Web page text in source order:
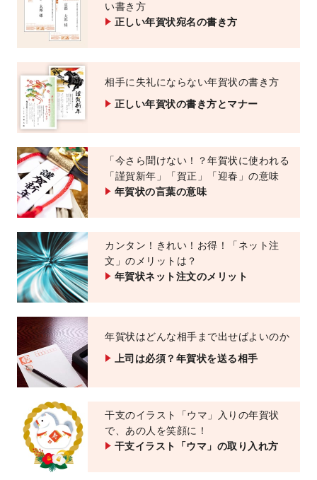
い書き方
正しい年賀状宛名の書き方
相手に失礼にならない年賀状の書き方
正しい年賀状の書き方とマナー
「今さら聞けない！？年賀状に使われる
「謹賀新年」「賀正」「迎春」の意味
年賀状の言葉の意味
カンタン！きれい！お得！
「ネット注
文」のメリットは？
年賀状ネット注文のメリット
年賀状はどんな相手まで出せばよいのか
上司は必須？年賀状を送る相手
干支のイラスト「ウマ」入りの年賀状
で、あの人を笑顔に！
干支イラスト「ウマ」の取り入れ方